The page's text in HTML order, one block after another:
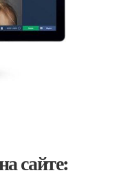
сайте: